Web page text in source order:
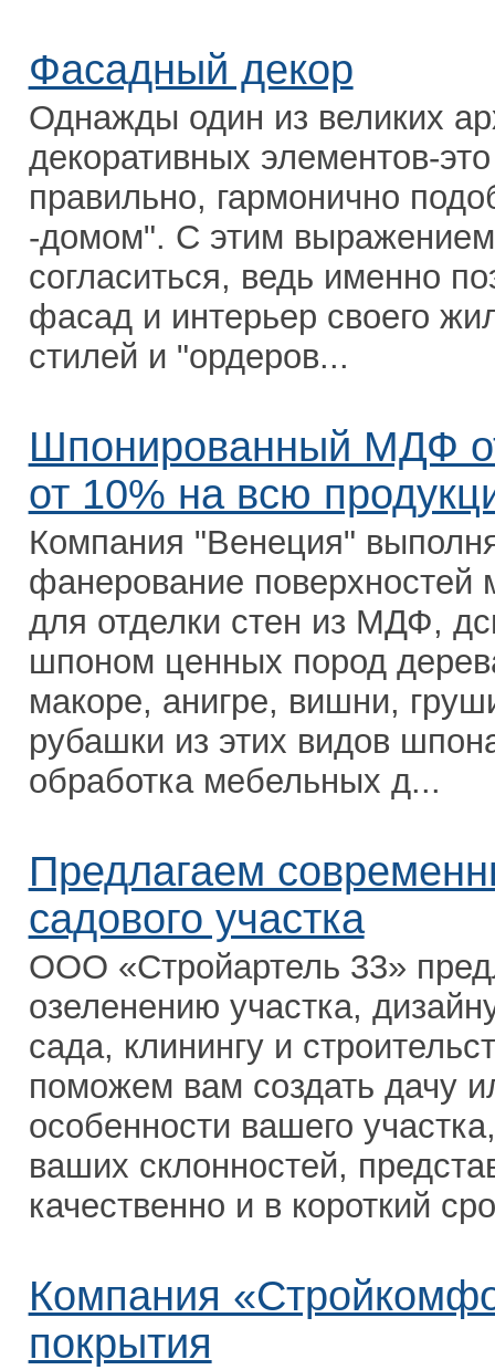
Фасадный декор
Однажды один из великих
декоративных элементов-
правильно, гармонично
-домом". С этим
согласиться, ведь именно
фасад и интерьер своего
стилей и "ордеров...
Шпонированный МДФ
от 10% на всю
Компания "Венеция"
фанерование поверхностей
для отделки стен из МДФ,
шпоном ценных пород
макоре, анигре, вишни,
рубашки из этих видов
обработка мебельных д...
Предлагаем
садового участка
ООО «Стройартель 33»
озеленению участка,
сада, клинингу и
поможем вам создать дачу
особенности вашего
ваших склонностей,
качественно и в короткий
Компания
покрытия